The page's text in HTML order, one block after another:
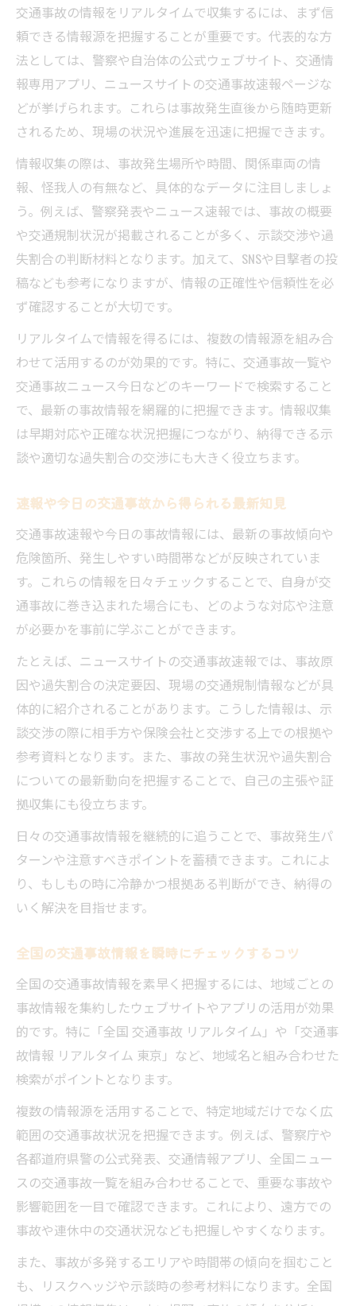
納得の示談額へ導く事故情報収集法
交通事故の示談額に差が出る情報収集ポイ
ント
事故直後に集めるべき交通事故情報一覧
交通事故情報の調べ方で示談条件が変わる
リアルタイム情報が示談交渉で役立つ場面
今日の交通事故ニュースを示談材料に活用
速報や今日の交通事故一覧をチェック
交通事故速報を日々チェックする重要性
今日の交通事故情報一覧から得られる教訓
リアルタイムで交通事故ニュースを把握す
る利点
交通事故情報を速報形式で収集するコツ
今日更新の交通事故ニュースを効率よく探
す
過失割合で損しないための情報整理
交通事故の過失割合決定に役立つ情報整理
リアルタイム交通事故情報で過失割合を判
断
今日の事故事例から学ぶ過失割合のポイン
ト
交通事故情報の収集が示談交渉に与える影
響
交通事故の調べ方で有利な情報を得るコツ
事故調べ方を知れば示談交渉も有利に
交通事故調べ方を押さえて交渉を有利に進
める
リアルタイム事故情報の調べ方基礎知識
交通事故情報の収集で示談額に差が出る理
今日の交通事故データで交渉材料を強化す
交通事故一覧から類似ケースを調べる利点
交通事故証明書取得で証拠力を高める方法
実況見分で押さえるべき交通事故情報とは
リアルタイム交通事故情報と証明書の重要
性
今日発行の事故証明書の利用ポイント
交通事故の調べ方と実況見分の関係性
交通事故の情報をリアルタイムで収集するには、まず信
頼できる情報源を把握することが重要です。代表的な方
法としては、警察や自治体の公式ウェブサイト、交通情
報専用アプリ、ニュースサイトの交通事故速報ページな
どが挙げられます。これらは事故発生直後から随時更新
されるため、現場の状況や進展を迅速に把握できます。
情報収集の際は、事故発生場所や時間、関係車両の情
報、怪我人の有無など、具体的なデータに注目しましょ
う。例えば、警察発表やニュース速報では、事故の概要
や交通規制状況が掲載されることが多く、示談交渉や過
失割合の判断材料となります。加えて、SNSや目撃者の投
稿なども参考になりますが、情報の正確性や信頼性を必
ず確認することが大切です。
リアルタイムで情報を得るには、複数の情報源を組み合
わせて活用するのが効果的です。特に、交通事故一覧や
交通事故ニュース今日などのキーワードで検索すること
で、最新の事故情報を網羅的に把握できます。情報収集
は早期対応や正確な状況把握につながり、納得できる示
談や適切な過失割合の交渉にも大きく役立ちます。
速報や今日の交通事故から得られる最新知見
交通事故速報や今日の事故情報には、最新の事故傾向や
危険箇所、発生しやすい時間帯などが反映されていま
す。これらの情報を日々チェックすることで、自身が交
通事故に巻き込まれた場合にも、どのような対応や注意
が必要かを事前に学ぶことができます。
たとえば、ニュースサイトの交通事故速報では、事故原
因や過失割合の決定要因、現場の交通規制情報などが具
体的に紹介されることがあります。こうした情報は、示
談交渉の際に相手方や保険会社と交渉する上での根拠や
参考資料となります。また、事故の発生状況や過失割合
についての最新動向を把握することで、自己の主張や証
拠収集にも役立ちます。
日々の交通事故情報を継続的に追うことで、事故発生パ
ターンや注意すべきポイントを蓄積できます。これによ
り、もしもの時に冷静かつ根拠ある判断ができ、納得の
いく解決を目指せます。
全国の交通事故情報を瞬時にチェックするコツ
全国の交通事故情報を素早く把握するには、地域ごとの
事故情報を集約したウェブサイトやアプリの活用が効果
的です。特に「全国 交通事故 リアルタイム」や「交通事
故情報 リアルタイム 東京」など、地域名と組み合わせた
検索がポイントとなります。
複数の情報源を活用することで、特定地域だけでなく広
範囲の交通事故状況を把握できます。例えば、警察庁や
各都道府県警の公式発表、交通情報アプリ、全国ニュー
スの交通事故一覧を組み合わせることで、重要な事故や
影響範囲を一目で確認できます。これにより、遠方での
事故や連休中の交通状況なども把握しやすくなります。
また、事故が多発するエリアや時間帯の傾向を掴むこと
も、リスクヘッジや示談時の参考材料になります。全国